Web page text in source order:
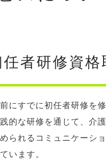
任者研修資格
にすでに初任者研修を
的な研修を通じて、介
られるコミュニケーシ
います。